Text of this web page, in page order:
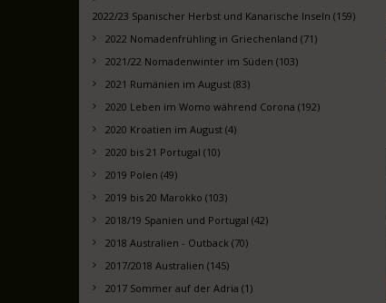
2022/23 Spanischer Herbst und Kanarische Inseln (159)
2022 Nomadenfrühling in Griechenland (71)
2021/22 Nomadenwinter im Süden (103)
2021 Rumänien im August (83)
2020 Leben im Womo während Corona (192)
2020 Kroatien im August (4)
2020 bis 21 Portugal (10)
2019 Polen (49)
2019 bis 20 Marokko (103)
2018/19 Spanien und Portugal (42)
2018 Australien - Outback (70)
2017/2018 Australien (145)
2017 Sommer auf der Adria (1)